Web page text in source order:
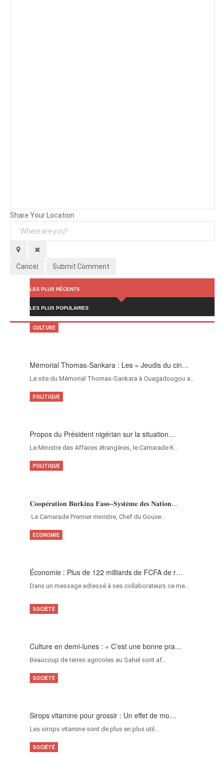
Share Your Location
Cancel Submit Comment
LES PLUS RÉCENTS
LES PLUS POPULAIRES
Mémorial Thomas-Sankara : Les « Jeudis du cin…
Le site du Mémorial Thomas-Sankara à Ouagadougou a…
CULTURE
Propos du Président nigérian sur la situation…
Le Ministre des Affaires étrangères, le Camarade K…
POLITIQUE
𝐂𝐨𝐨𝐩𝐞́𝐫𝐚𝐭𝐢𝐨𝐧 𝐁𝐮𝐫𝐤𝐢𝐧𝐚 𝐅𝐚𝐬𝐨–𝐒𝐲𝐬𝐭𝐞̀𝐦𝐞 𝐝𝐞𝐬 𝐍𝐚𝐭𝐢𝐨𝐧…
‎Le Camarade Premier ministre, Chef du Gouve…
POLITIQUE
Économie : Plus de 122 milliards de FCFA de r…
Dans un message adressé à ses collaborateurs ce me…
ECONOMIE
Culture en demi-lunes : « C’est une bonne pra…
Beaucoup de terres agricoles au Sahel sont af…
SOCIÉTÉ
Sirops vitamine pour grossir : Un effet de mo…
Les sirops vitamine sont de plus en plus util…
SOCIÉTÉ
SOCIÉTÉ